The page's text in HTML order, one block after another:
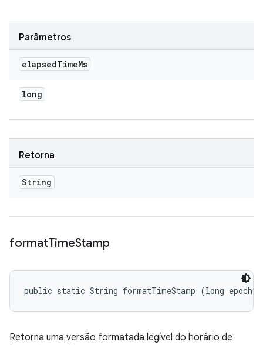
Parâmetros
elapsedTimeMs
long
Retorna
String
formatTimeStamp
public static String formatTimeStamp (long
Retorna uma versão formatada legível do horário de